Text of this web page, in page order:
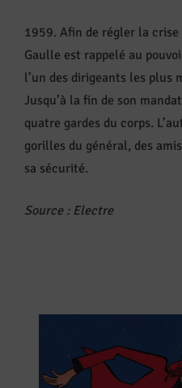
1959. Afin de régler la
Gaulle est rappelé au
l’un des dirigeants les plus
Jusqu’à la fin de son
quatre gardes du corps.
gorilles du général, des
sa sécurité.
Source : Electre